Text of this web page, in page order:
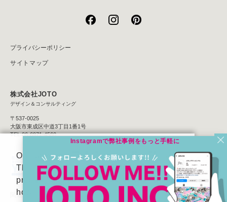
プライバシーポリシー
サイトマップ
株式会社JOTO
デザイン＆コンサルティング
〒537-0025
大阪市東成区中道3丁目1番1号
TEL:06-6971-4560
関連サイト
On our website we use some cookies.
These are necessary for our site to work
properly and to give us information about
how our site is used.